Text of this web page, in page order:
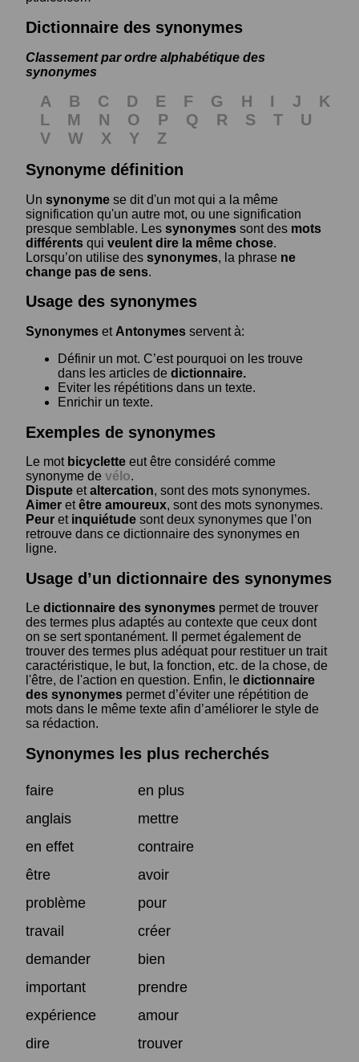
Dictionnaire des synonymes
Classement par ordre alphabétique des
synonymes
A B C D E F G H I J
K
L
M N O P Q R S T
U
V
W X Y
Z
Synonyme définition
Un synonyme se dit d'un mot qui a la même
signification qu'un autre mot, ou une signification
presque semblable. Les synonymes sont des mots
différents qui veulent dire la même chose.
Lorsqu’on utilise des synonymes, la phrase ne
change pas de sens.
Usage des synonymes
Synonymes et Antonymes servent à:
Définir un mot. C’est pourquoi on les trouve
dans les articles de dictionnaire.
Eviter les répétitions dans un texte.
Enrichir un texte.
Exemples de synonymes
Le mot bicyclette eut être considéré comme
synonyme de vélo.
Dispute etaltercation, sont des mots synonymes.
Aimer etêtre amoureux, sont des mots synonymes.
Peur et inquiétude sont deux synonymes que l’on
retrouve dans ce dictionnaire des synonymes en
ligne.
Usage d’un dictionnaire des synonymes
Le dictionnaire des synonymes permet de trouver
des termes plus adaptés au contexte que ceux dont
on se sert spontanément. Il permet également de
trouver des termes plus adéquat pour restituer un trait
caractéristique, le but, la fonction, etc. de la chose, de
l'être, de l'action en question. Enfin, le dictionnaire
des synonymes permet d’éviter une répétition de
mots dans le même texte afin d’améliorer le style de
sa rédaction.
Synonymes les plus recherchés
faire
en plus
anglais
mettre
en effet
contraire
être
avoir
problème
pour
travail
créer
demander
bien
important
prendre
expérience
amour
dire
trouver